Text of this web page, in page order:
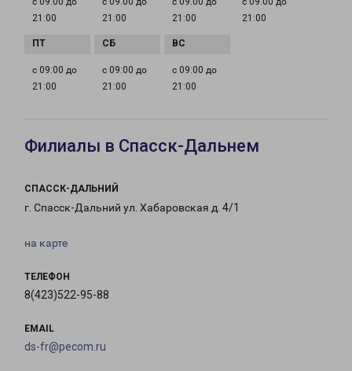
21:00
21:00
21:00
21:00
с 09:00 до
21:00
с 09:00 до
21:00
с 09:00 до
21:00
Филиалы в Спасск-Дальнем
СПАССК-ДАЛЬНИЙ
г. Спасск-Дальний ул. Хабаровская д. 4/1
на карте
ТЕЛЕФОН
8(423)522-95-88
EMAIL
ds-fr@pecom.ru